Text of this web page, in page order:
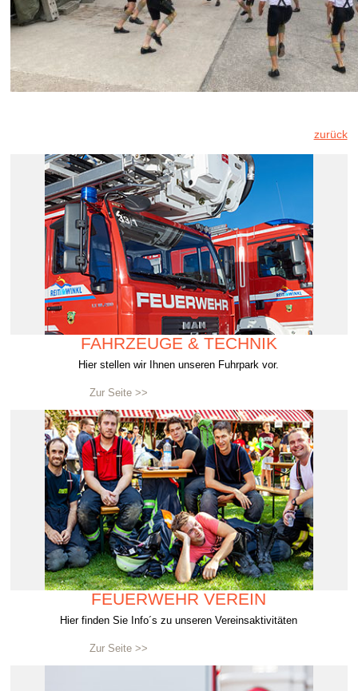
zurück
FAHRZEUGE & TECHNIK
Hier stellen wir Ihnen unseren Fuhrpark vor.
Zur Seite >>
FEUERWEHR VEREIN
Hier finden Sie Info´s zu unseren Vereinsaktivitäten
Zur Seite >>